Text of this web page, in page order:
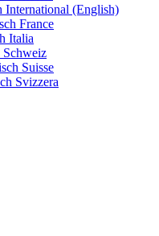
International (English)
France
Italia
Schweiz
Suisse
Svizzera